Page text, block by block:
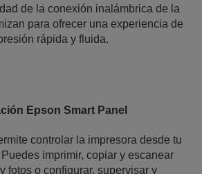
de la conexión inalámbrica de la
para ofrecer una experiencia de
rápida y fluida.
Epson Smart Panel
controlar la impresora desde tu
imprimir, copiar y escanear
fotos o configurar, supervisar y